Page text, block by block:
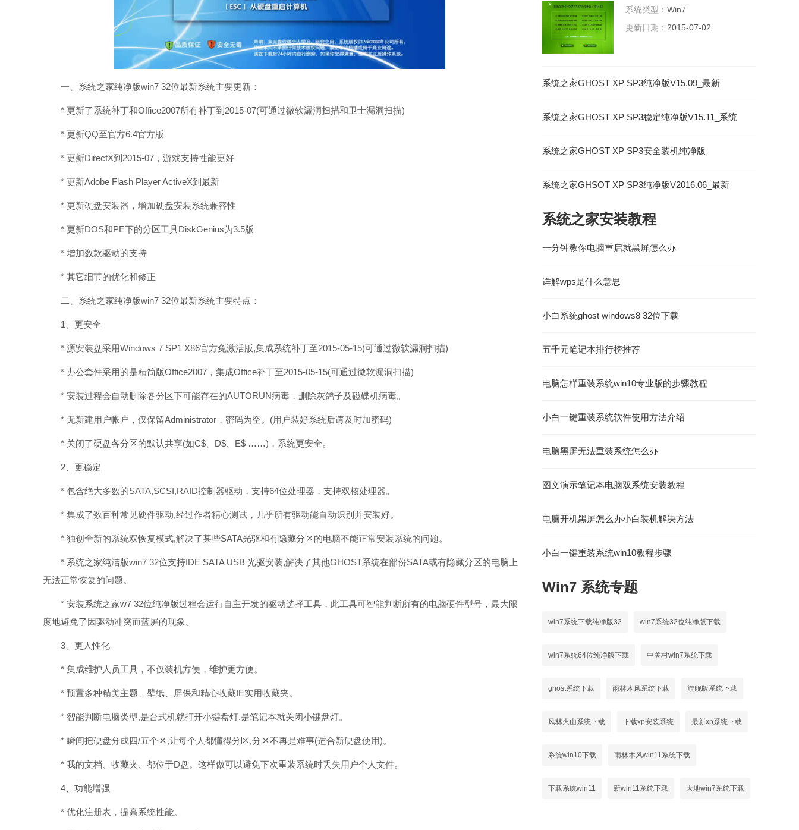
一、系统之家纯净版win7 32位最新系统主要更新：
* 更新了系统补丁和Office2007所有补丁到2015-07(可通过微软漏洞扫描和卫士漏洞扫描)
* 更新QQ至官方6.4官方版
* 更新DirectX到2015-07，游戏支持性能更好
* 更新Adobe Flash Player ActiveX到最新
* 更新硬盘安装器，增加硬盘安装系统兼容性
* 更新DOS和PE下的分区工具DiskGenius为3.5版
* 增加数款驱动的支持
* 其它细节的优化和修正
二、系统之家纯净版win7 32位最新系统主要特点：
1、更安全
* 源安装盘采用Windows 7 SP1 X86官方免激活版,集成系统补丁至2015-05-15(可通过微软漏洞扫描)
* 办公套件采用的是精简版Office2007，集成Office补丁至2015-05-15(可通过微软漏洞扫描)
* 安装过程会自动删除各分区下可能存在的AUTORUN病毒，删除灰鸽子及磁碟机病毒。
* 无新建用户帐户，仅保留Administrator，密码为空。(用户装好系统后请及时加密码)
* 关闭了硬盘各分区的默认共享(如C$、D$、E$ ……)，系统更安全。
2、更稳定
* 包含绝大多数的SATA,SCSI,RAID控制器驱动，支持64位处理器，支持双核处理器。
* 集成了数百种常见硬件驱动,经过作者精心测试，几乎所有驱动能自动识别并安装好。
* 独创全新的系统双恢复模式,解决了某些SATA光驱和有隐藏分区的电脑不能正常安装系统的问题。
* 系统之家纯洁版win7 32位支持IDE SATA USB 光驱安装,解决了其他GHOST系统在部份SATA或有隐藏分区的电脑上
无法正常恢复的问题。
* 安装系统之家w7 32位纯净版过程会运行自主开发的驱动选择工具，此工具可智能判断所有的电脑硬件型号，最大限
度地避免了因驱动冲突而蓝屏的现象。
3、更人性化
* 集成维护人员工具，不仅装机方便，维护更方便。
* 预置多种精美主题、壁纸、屏保和精心收藏IE实用收藏夹。
* 智能判断电脑类型,是台式机就打开小键盘灯,是笔记本就关闭小键盘灯。
* 瞬间把硬盘分成四/五个区,让每个人都懂得分区,分区不再是难事(适合新硬盘使用)。
* 我的文档、收藏夹、都位于D盘。这样做可以避免下次重装系统时丢失用户个人文件。
4、功能增强
* 优化注册表，提高系统性能。
系统类型： Win7
更新日期： 2015-07-02
系统之家GHOST XP SP3纯净版V15.09_最新
系统之家GHOST XP SP3稳定纯净版V15.11_系统
系统之家GHOST XP SP3安全装机纯净版
系统之家GHSOT XP SP3纯净版V2016.06_最新
系统之家安装教程
一分钟教你电脑重启就黑屏怎么办
详解wps是什么意思
小白系统ghost windows8 32位下载
五千元笔记本排行榜推荐
电脑怎样重装系统win10专业版的步骤教程
小白一键重装系统软件使用方法介绍
电脑黑屏无法重装系统怎么办
图文演示笔记本电脑双系统安装教程
电脑开机黑屏怎么办小白装机解决方法
小白一键重装系统win10教程步骤
Win7 系统专题
win7系统下载纯净版32 win7系统32位纯净版下载
win7系统64位纯净版下载 中关村win7系统下载
ghost系统下载 雨林木风系统下载 旗舰版系统下载
风林火山系统下载 下载xp安装系统 最新xp系统下载
系统win10下载 雨林木风win11系统下载
下载系统win11 新win11系统下载 大地win7系统下载